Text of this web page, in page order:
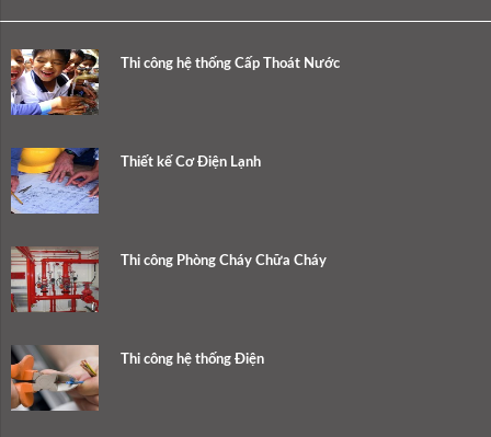
Thi công hệ thống Cấp Thoát Nước
Thiết kế Cơ Điện Lạnh
Thi công Phòng Cháy Chữa Cháy
Thi công hệ thống Điện